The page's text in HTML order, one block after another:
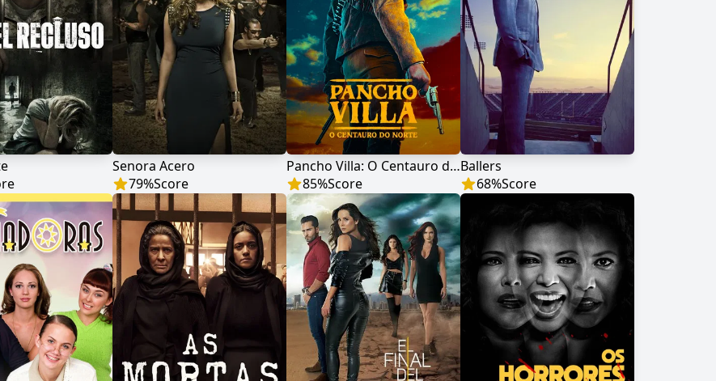
Senora Acero
79%Score
Pancho Villa: O Centauro do Norte
85%Score
Ballers
68%Score